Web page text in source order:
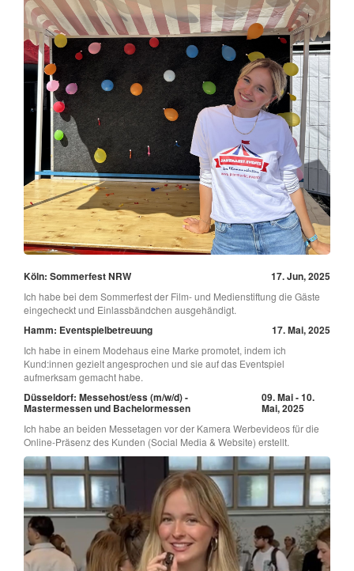
Köln: Sommerfest NRW 17. Jun, 2025
Ich habe bei dem Sommerfest der Film- und Medienstiftung die Gäste
eingecheckt und Einlassbändchen ausgehändigt.
Hamm: Eventspielbetreuung 17. Mai, 2025
Ich habe in einem Modehaus eine Marke promotet, indem ich
Kund:innen gezielt angesprochen und sie auf das Eventspiel
aufmerksam gemacht habe.
Düsseldorf: Messehost/ess (m/w/d) -
Mastermessen und Bachelormessen
09. Mai - 10.
Mai, 2025
Ich habe an beiden Messetagen vor der Kamera Werbevideos für die
Online-Präsenz des Kunden (Social Media & Website) erstellt.